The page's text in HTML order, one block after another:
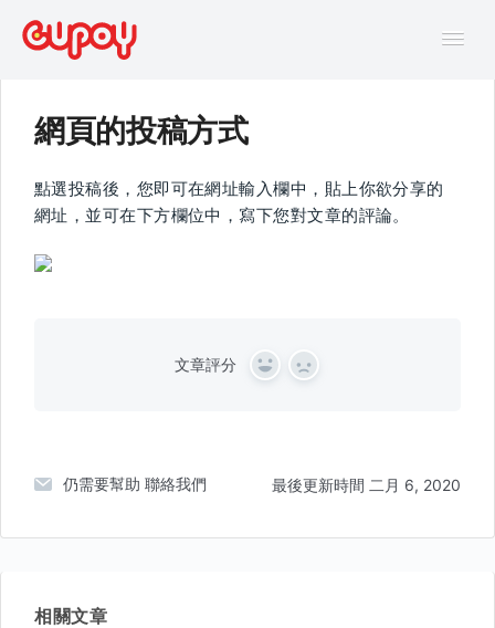
幫助中心
AI主題馬拉松FAQ
網頁的投稿方式
點選投稿後，您即可在網址輸入欄中，貼上你欲分享的
網址，並可在下方欄位中，寫下您對文章的評論。
文章評分
Y
N
仍需要幫助 聯絡我們 最後更新時間 二月 6, 2020
相關文章